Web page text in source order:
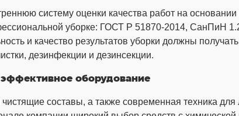
систему оценки качества работ на
уборке: ГОСТ Р 51870-2014, СанПиН
и качество результатов уборки должны
дезинфекции и дезинсекции.
оборудование
составы, а также современная техника